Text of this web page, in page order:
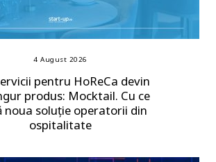
4 August 2026
pentru HoReCa devin
produs: Mocktail. Cu ce
noua soluție operatorii din
ospitalitate